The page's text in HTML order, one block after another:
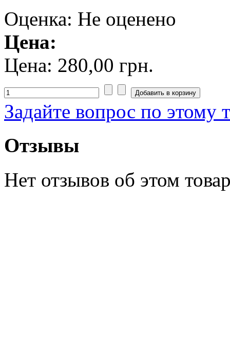
Оценка: Не оценено
Цена:
Цена: 280,00 грн.
Задайте вопрос по этому
Отзывы
Нет отзывов об этом